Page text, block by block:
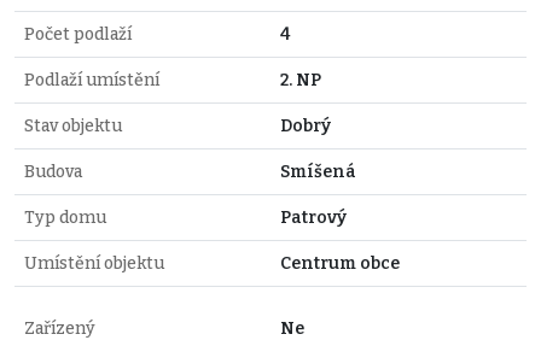
Počet podlaží 4
Podlaží umístění 2. NP
Stav objektu Dobrý
Budova Smíšená
Typ domu Patrový
Umístění objektu Centrum obce
Zařízený Ne